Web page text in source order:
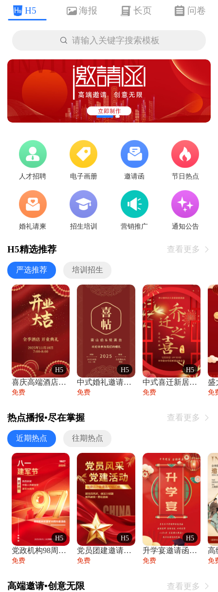
H5 海报 长页 问卷
 请输入关键字搜索模板
人才招聘 电子画册 邀请函 节日热点
婚礼请柬 招生培训 营销推广 通知公告
H5精选推荐 查看更多 
严选推荐 培训招生
H5
喜庆高端酒店开业大吉邀请函
免费
H5
中式婚礼邀请函中国风传统复古婚礼请柬请帖
免费
H5
中式喜迁新居乔迁之喜邀请函宴会请帖
免费 免
热点播报•尽在掌握 查看更多 
近期热点 往期热点
H5
党政机构98周年八一建军节庆祝晚会活动邀
免费
H5
党员团建邀请函党建活动风采党会工作汇报总
免费
H5
升学宴邀请函喜报金榜题名高端谢师宴邀请函
免费 免
高端邀请•创意无限 查看更多 